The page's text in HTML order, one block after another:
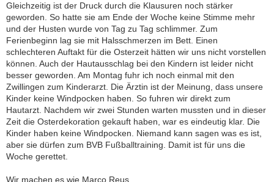
Gleichzeitig ist der Druck durch die Klausuren noch stärker
geworden. So hatte sie am Ende der Woche keine Stimme mehr
und der Husten wurde von Tag zu Tag schlimmer. Zum
Ferienbeginn lag sie mit Halsschmerzen im Bett. Einen
schlechteren Auftakt für die Osterzeit hätten wir uns nicht vorstellen
können. Auch der Hautausschlag bei den Kindern ist leider nicht
besser geworden. Am Montag fuhr ich noch einmal mit den
Zwillingen zum Kinderarzt. Die Ärztin ist der Meinung, dass unsere
Kinder keine Windpocken haben. So fuhren wir direkt zum
Hautarzt. Nachdem wir zwei Stunden warten mussten und in dieser
Zeit die Osterdekoration gekauft haben, war es eindeutig klar. Die
Kinder haben keine Windpocken. Niemand kann sagen was es ist,
aber sie dürfen zum BVB Fußballtraining. Damit ist für uns die
Woche gerettet.
Wir machen es wie Marco Reus